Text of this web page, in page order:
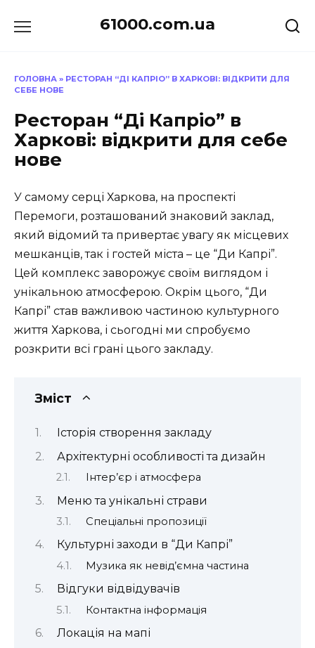
до
61000.com.ua
ГОЛОВНА » РЕСТОРАН “ДІ КАПРІО” В ХАРКОВІ: ВІДКРИТИ ДЛЯ
СЕБЕ НОВЕ
Ресторан “Ді Капріо” в
Харкові: відкрити для себе
нове
У самому серці Харкова, на проспекті
Перемоги, розташований знаковий заклад,
який відомий та привертає увагу як місцевих
мешканців, так і гостей міста – це “Ди Капрі”.
Цей комплекс заворожує своїм виглядом і
унікальною атмосферою. Окрім цього, “Ди
Капрі” став важливою частиною культурного
життя Харкова, і сьогодні ми спробуємо
розкрити всі грані цього закладу.
Зміст
Історія створення закладу
Архітектурні особливості та дизайн
Інтер’єр і атмосфера
Меню та унікальні страви
Спеціальні пропозиції
Культурні заходи в “Ди Капрі”
Музика як невід’ємна частина
Відгуки відвідувачів
Контактна інформація
Локація на мапі